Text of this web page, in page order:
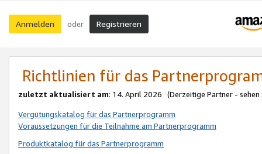
Anmelden oder Registrieren
Richtlinien für das
zuletzt aktualisiert am: 14. April 2026 (Derzeitige Partner - sehen
Vergütungskatalog für das Partnerprogramm
Voraussetzungen für die Teilnahme am Partnerprogramm
Produktkatalog für das Partnerprogramm